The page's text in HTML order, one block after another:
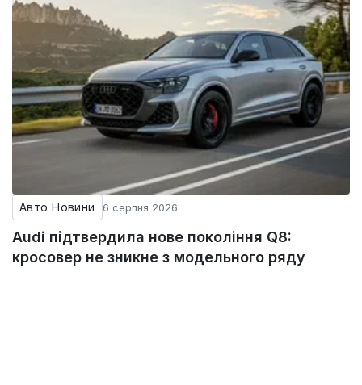
Авто Новини 6 серпня 2026
Audi підтвердила нове покоління Q8:
кросовер не зникне з модельного ряду